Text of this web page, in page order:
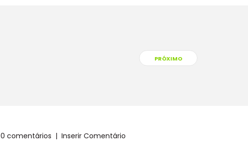
PRÓXIMO
0 comentários | Inserir Comentário